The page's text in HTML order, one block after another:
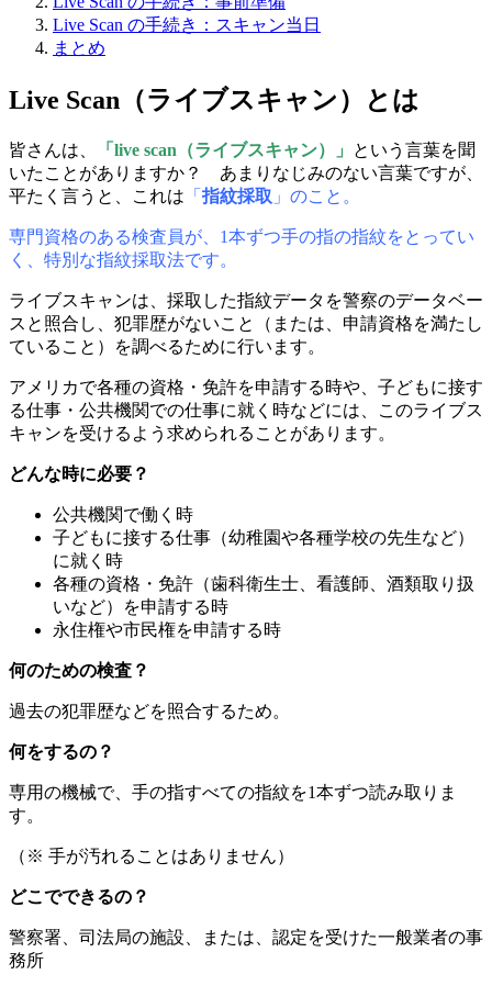
Live Scan の手続き：スキャン当日
まとめ
Live Scan（ライブスキャン）とは
皆さんは、 「live scan（ライブスキャン）」
という言葉を聞
いたことがありますか？ あまりなじみのない言葉ですが、
平たく言うと、これは 「 指紋採取 」のこと。
専門資格のある検査員が、1本ずつ手の指の指紋をとってい
く、特別な指紋採取法です。
ライブスキャンは、採取した指紋データを警察のデータベー
スと照合し、犯罪歴がないこと（または、申請資格を満たし
ていること）を調べるために行います。
アメリカで各種の資格・免許を申請する時や、子どもに接す
る仕事・公共機関での仕事に就く時などには、このライブス
キャンを受けるよう求められることがあります。
どんな時に必要？
公共機関で働く時
子どもに接する仕事（幼稚園や各種学校の先生など）
に就く時
各種の資格・免許（歯科衛生士、看護師、酒類取り扱
いなど）を申請する時
永住権や市民権を申請する時
何のための検査？
過去の犯罪歴などを照合するため。
何をするの？
専用の機械で、手の指すべての指紋を1本ずつ読み取りま
す。
（※ 手が汚れることはありません）
どこでできるの？
警察署、司法局の施設、または、認定を受けた一般業者の事
務所